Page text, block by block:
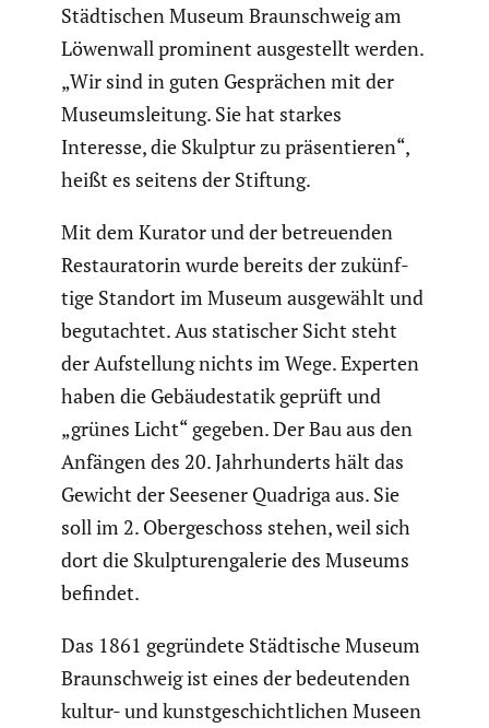
Städti­schen Museum Braun­schweig am
Löwenwall prominent ausge­stellt werden.
„Wir sind in guten Gesprä­chen mit der
Museums­lei­tung. Sie hat starkes
Interesse, die Skulptur zu präsen­tieren“,
heißt es seitens der Stiftung.
Mit dem Kurator und der betreu­enden
Restau­ra­torin wurde bereits der zukünf­
tige Standort im Museum ausge­wählt und
begut­achtet. Aus stati­scher Sicht steht
der Aufstel­lung nichts im Wege. Experten
haben die Gebäu­de­statik geprüft und
„grünes Licht“ gegeben. Der Bau aus den
Anfängen des 20. Jahrhun­derts hält das
Gewicht der Seesener Quadriga aus. Sie
soll im 2. Oberge­schoss stehen, weil sich
dort die Skulp­tu­ren­ga­lerie des Museums
befindet.
Das 1861 gegrün­dete Städti­sche Museum
Braun­schweig ist eines der bedeu­tenden
kultur- und kunst­ge­schicht­li­chen Museen